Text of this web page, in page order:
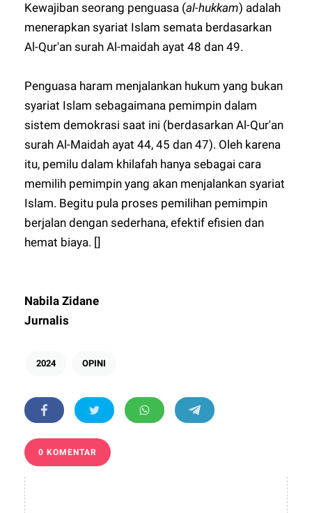
Kewajiban seorang penguasa (al-hukkam) adalah
menerapkan syariat Islam semata berdasarkan
Al-Qur'an surah Al-maidah ayat 48 dan 49.
Penguasa haram menjalankan hukum yang bukan
syariat Islam sebagaimana pemimpin dalam
sistem demokrasi saat ini (berdasarkan Al-Qur'an
surah Al-Maidah ayat 44, 45 dan 47). Oleh karena
itu, pemilu dalam khilafah hanya sebagai cara
memilih pemimpin yang akan menjalankan syariat
Islam. Begitu pula proses pemilihan pemimpin
berjalan dengan sederhana, efektif efisien dan
hemat biaya. []
Nabila Zidane
Jurnalis
2024 OPINI
0 KOMENTAR